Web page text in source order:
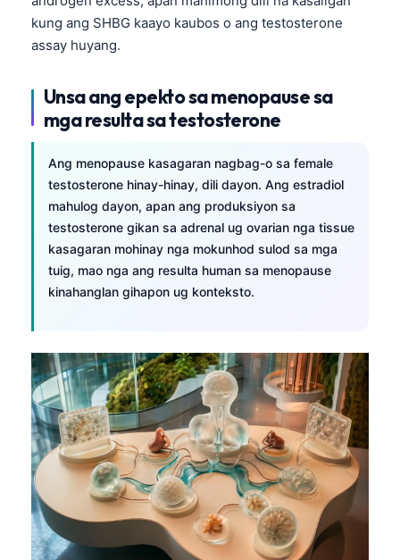
kung ang SHBG kaayo kaubos o ang testosterone
assay huyang.
Unsa ang epekto sa menopause sa
mga resulta sa testosterone
Ang menopause kasagaran nagbag-o sa female
testosterone hinay-hinay, dili dayon. Ang estradiol
mahulog dayon, apan ang produksiyon sa
testosterone gikan sa adrenal ug ovarian nga tissue
kasagaran mohinay nga mokunhod sulod sa mga
tuig, mao nga ang resulta human sa menopause
kinahanglan gihapon ug konteksto.